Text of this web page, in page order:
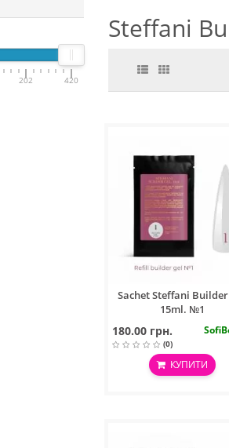
202 420
Steffani
Sachet Steffani Builder
15ml. №1
180.00 грн.
(0)
КУПИТИ